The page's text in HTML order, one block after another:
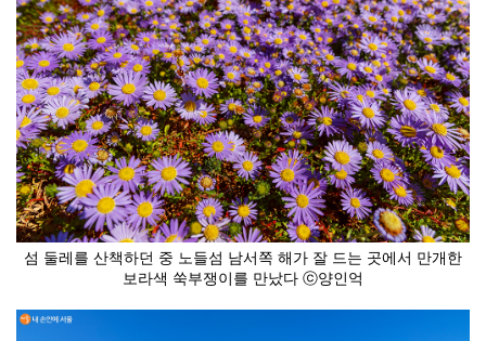
섬 둘레를 산책하던 중 노들섬 남서쪽 해가 잘 드는 곳에서 만개한
보라색 쑥부쟁이를 만났다 ⓒ양인억